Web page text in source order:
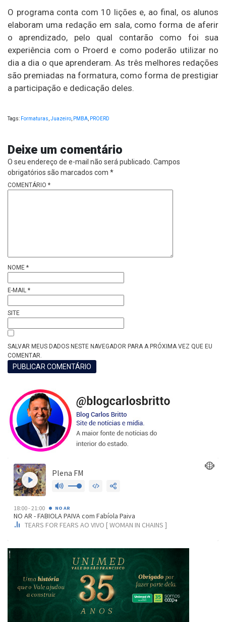
O programa conta com 10 lições e, ao final, os alunos
elaboram uma redação em sala, como forma de aferir
o aprendizado, pelo qual contarão como foi sua
experiência com o Proerd e como poderão utilizar no
dia a dia o que aprenderam. As três melhores redações
são premiadas na formatura, como forma de prestigiar
a participação e dedicação deles.
Tags: Formaturas Juazeiro PMBA PROERD
Deixe um comentário
O seu endereço de e-mail não será publicado. Campos
obrigatórios são marcados com *
COMENTÁRIO *
NOME *
E-MAIL *
SITE
SALVAR MEUS DADOS NESTE NAVEGADOR PARA A PRÓXIMA VEZ QUE EU
COMENTAR.